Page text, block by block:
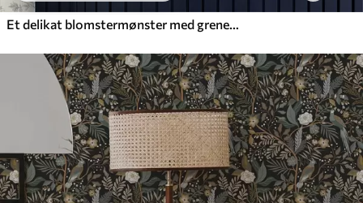
Et delikat blomstermønster med grener og blomster